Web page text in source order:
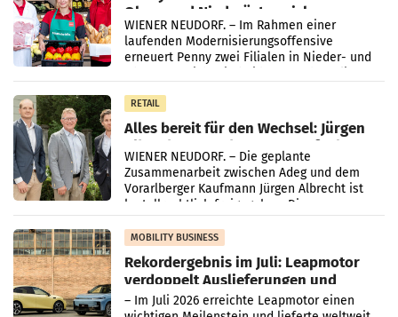
Ober- und Niederösterreich
WIENER NEUDORF. – Im Rahmen einer
laufenden Modernisierungsoffensive
erneuert Penny zwei Filialen in Nieder- und
RETAIL
Alles bereit für den Wechsel: Jürgen
Albrecht setzt ab 1.1.2027 auf Adeg
WIENER NEUDORF. – Die geplante
Zusammenarbeit zwischen Adeg und dem
Vorarlberger Kaufmann Jürgen Albrecht ist
kartellrechtlich freigegeben: Die
Bundeswettbewerbsbehörde und der
Bundeskartellanwalt
MOBILITY BUSINESS
Rekordergebnis im Juli: Leapmotor
verdoppelt Auslieferungen und
überschreitet die 100.000er-Marke
– Im Juli 2026 erreichte Leapmotor einen